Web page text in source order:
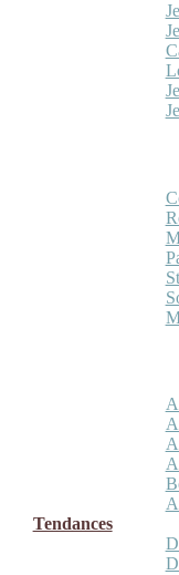
Tendances